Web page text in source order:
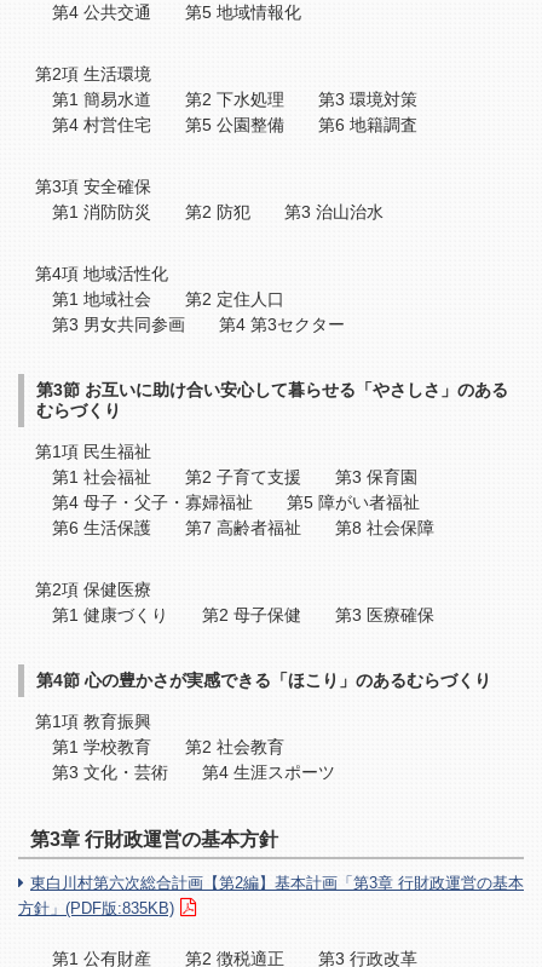
第4 公共交通 第5 地域情報化
第2項 生活環境
第1 簡易水道 第2 下水処理 第3 環境対策
第4 村営住宅 第5 公園整備 第6 地籍調査
第3項 安全確保
第1 消防防災 第2 防犯 第3 治山治水
第4項 地域活性化
第1 地域社会 第2 定住人口
第3 男女共同参画 第4 第3セクター
第3節 お互いに助け合い安心して暮らせる「やさしさ」のある
むらづくり
第1項 民生福祉
第1 社会福祉 第2 子育て支援 第3 保育園
第4 母子・父子・寡婦福祉 第5 障がい者福祉
第6 生活保護 第7 高齢者福祉 第8 社会保障
第2項 保健医療
第1 健康づくり 第2 母子保健 第3 医療確保
第4節 心の豊かさが実感できる「ほこり」のあるむらづくり
第1項 教育振興
第1 学校教育 第2 社会教育
第3 文化・芸術 第4 生涯スポーツ
第3章 行財政運営の基本方針
東白川村第六次総合計画【第2編】基本計画「第3章 行財政運営の基本
方針」(PDF版:835KB)
第1 公有財産 第2 徴税適正 第3 行政改革